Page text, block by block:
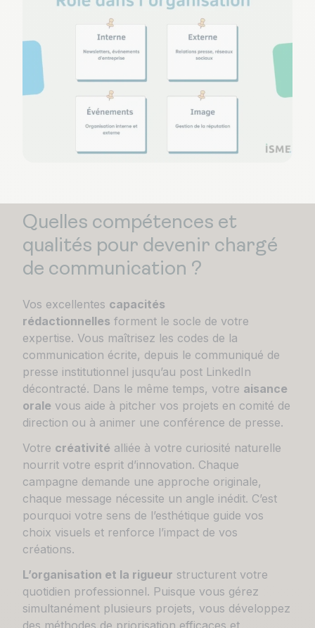
Quelles compétences et
qualités pour devenir chargé
de communication ?
Vos excellentes capacités
rédactionnelles forment le socle de votre
expertise. Vous maîtrisez les codes de la
communication écrite, depuis le communiqué de
presse institutionnel jusqu’au post LinkedIn
décontracté. Dans le même temps, votre aisance
orale vous aide à pitcher vos projets en comité de
direction ou à animer une conférence de presse.
Votre créativité alliée à votre curiosité naturelle
nourrit votre esprit d’innovation. Chaque
campagne demande une approche originale,
chaque message nécessite un angle inédit. C’est
pourquoi votre sens de l’esthétique guide vos
choix visuels et renforce l’impact de vos
créations.
L’organisation et la rigueur structurent votre
quotidien professionnel. Puisque vous gérez
simultanément plusieurs projets, vous développez
des méthodes de priorisation efficaces et